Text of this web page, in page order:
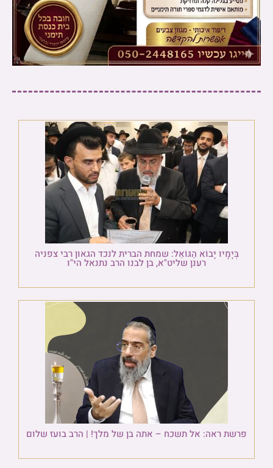
בְּיָמָיו יָבוֹא הַגּוֹאֵל: שמחת הברית לנכד הגאון רבי צפניה
רענן שליט"א, בן לבנו הרב נתנאל הי"ו
פרשת ראה: אל תשכח – אתה בן של מלך! | הרב בועז שלום